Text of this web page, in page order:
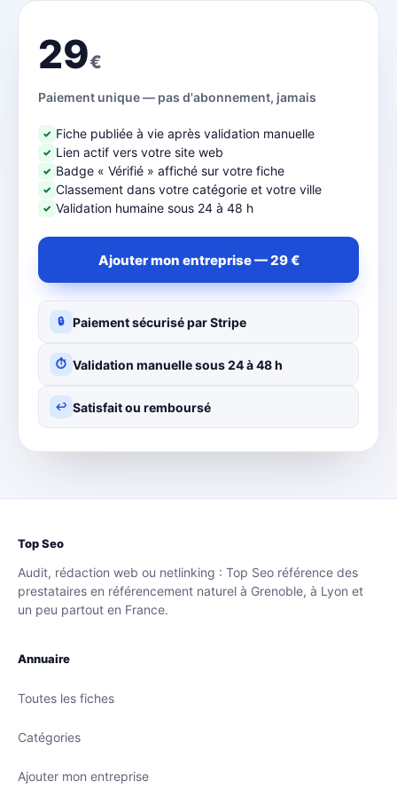
29€
Paiement unique — pas d'abonnement, jamais
✓ Fiche publiée à vie après validation manuelle
✓ Lien actif vers votre site web
✓ Badge « Vérifié » affiché sur votre fiche
✓ Classement dans votre catégorie et votre ville
✓ Validation humaine sous 24 à 48 h
Ajouter mon entreprise — 29 €
🔒 Paiement sécurisé par Stripe
⏱ Validation manuelle sous 24 à 48 h
↩ Satisfait ou remboursé
Top Seo
Audit, rédaction web ou netlinking : Top Seo référence des
prestataires en référencement naturel à Grenoble, à Lyon et
un peu partout en France.
Annuaire
Toutes les fiches
Catégories
Ajouter mon entreprise